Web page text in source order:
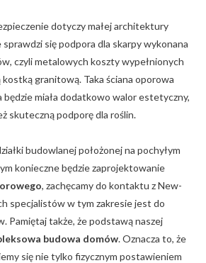
dotyczy małej architektury
się podpora dla skarpy wykonana
czyli metalowych koszty wypełnionych
kostką granitową. Taka ściana oporowa
będzie miała dodatkowo walor estetyczny,
skuteczną podporę dla roślin.
budowlanej położonej na pochyłym
konieczne będzie zaprojektowanie
, zachęcamy do kontaktu z New-
specjalistów w tym zakresie jest do
Pamiętaj także, że podstawą naszej
budowa domów. Oznacza to, że
się nie tylko fizycznym postawieniem